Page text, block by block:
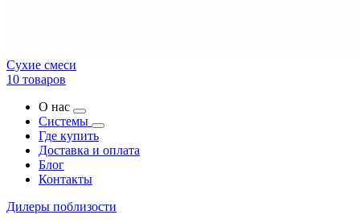
Сухие смеси
10 товаров
О нас
Системы
Где купить
Доставка и оплата
Блог
Контакты
Дилеры поблизости